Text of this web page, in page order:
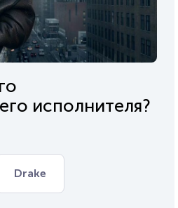
исполнителя?
Drake